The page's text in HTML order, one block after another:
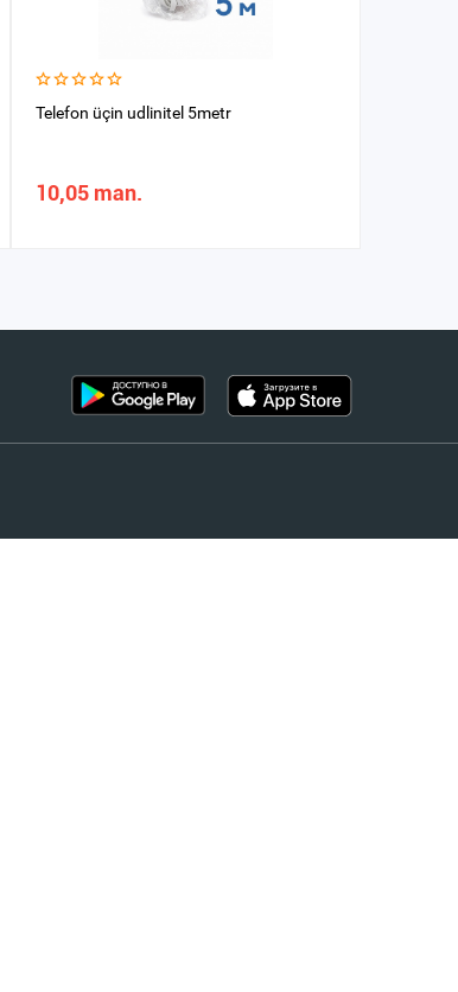
Telefon üçin udlinitel 5metr
10,05 man.